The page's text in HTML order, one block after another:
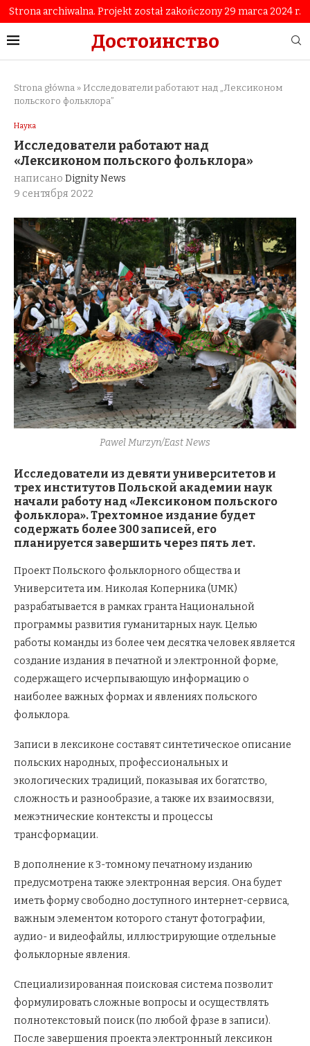
Strona archiwalna. Projekt został zakończony 29 marca 2024 r.
Достоинство
Strona główna » Исследователи работают над „Лексиконом
польского фольклора”
Наука
Исследователи работают над
«Лексиконом польского фольклора»
написано Dignity News
9 сентября 2022
Pawel Murzyn/East News
Исследователи из девяти университетов и
трех институтов Польской академии наук
начали работу над «Лексиконом польского
фольклора». Трехтомное издание будет
содержать более 300 записей, его
планируется завершить через пять лет.
Проект Польского фольклорного общества и
Университета им. Николая Коперника (UMK)
разрабатывается в рамках гранта Национальной
программы развития гуманитарных наук. Целью
работы команды из более чем десятка человек является
создание издания в печатной и электронной форме,
содержащего исчерпывающую информацию о
наиболее важных формах и явлениях польского
фольклора.
Записи в лексиконе составят синтетическое описание
польских народных, профессиональных и
экологических традиций, показывая их богатство,
сложность и разнообразие, а также их взаимосвязи,
межэтнические контексты и процессы
трансформации.
В дополнение к 3-томному печатному изданию
предусмотрена также электронная версия. Она будет
иметь форму свободно доступного интернет-сервиса,
важным элементом которого станут фотографии,
аудио- и видеофайлы, иллюстрирующие отдельные
фольклорные явления.
Специализированная поисковая система позволит
формулировать сложные вопросы и осуществлять
полнотекстовый поиск (по любой фразе в записи).
После завершения проекта электронный лексикон